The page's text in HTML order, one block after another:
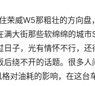
荣威W5那粗壮的方向
大街那些软绵绵的城
子，光有情怀不行，
绕不开的话题。很多
对油耗的影响，在这台